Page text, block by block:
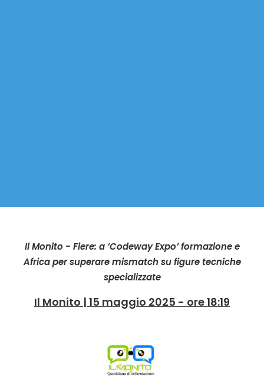
Il Monito - Fiere: a ‘Codeway Expo’ formazione e
Africa per superare mismatch su figure tecniche
specializzate
Il Monito | 15 maggio 2025 - ore 18:19